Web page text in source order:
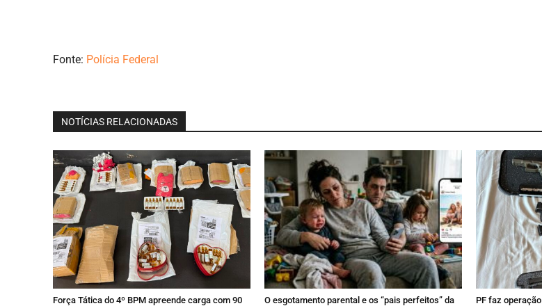
Fonte: Polícia Federal
NOTÍCIAS RELACIONADAS
Força Tática do 4º BPM apreende carga com 90
O esgotamento parental e os “pais perfeitos” da
PF faz